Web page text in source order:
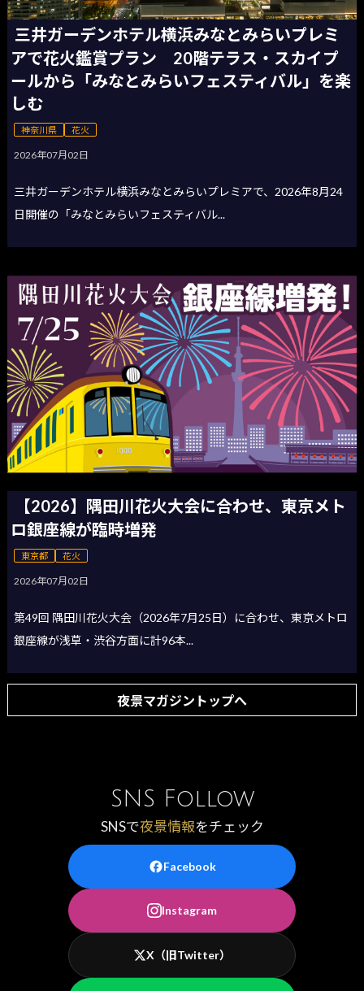
三井ガーデンホテル横浜みなとみらいプレミ
アで花火鑑賞プラン 20階テラス・スカイプ
ールから「みなとみらいフェスティバル」を楽
しむ
神奈川県 花火
2026年07月02日
三井ガーデンホテル横浜みなとみらいプレミアで、2026年8月24
日開催の「みなとみらいフェスティバル...
【2026】隅田川花火大会に合わせ、東京メト
ロ銀座線が臨時増発
東京都 花火
2026年07月02日
第49回 隅田川花火大会（2026年7月25日）に合わせ、東京メトロ
銀座線が浅草・渋谷方面に計96本...
夜景マガジントップへ
SNS Follow
SNSで夜景情報をチェック
Facebook
Instagram
X（旧Twitter）